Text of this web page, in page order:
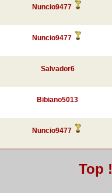
Nuncio9477
Nuncio9477
Salvador6
Bibiano5013
Nuncio9477
Top !